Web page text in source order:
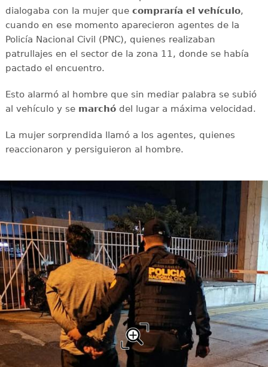
dialogaba con la mujer quecompraría el vehículo,
cuando en ese momento aparecieron agentes de la
Policía Nacional Civil (PNC), quienes realizaban
patrullajes en el sector de la zona 11, donde se había
pactado el encuentro.
Esto alarmó al hombre que sin mediar palabra se subió
al vehículo y se marchódel lugar a máxima velocidad.
La mujer sorprendida llamó a los agentes, quienes
reaccionaron y persiguieron al hombre.